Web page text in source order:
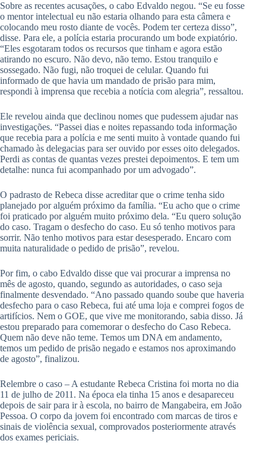
Sobre as recentes acusações, o cabo Edvaldo negou. “Se eu fosse
o mentor intelectual eu não estaria olhando para esta câmera e
colocando meu rosto diante de vocês. Podem ter certeza disso”,
disse. Para ele, a polícia estaria procurando um bode expiatório.
“Eles esgotaram todos os recursos que tinham e agora estão
atirando no escuro. Não devo, não temo. Estou tranquilo e
sossegado. Não fugi, não troquei de celular. Quando fui
informado de que havia um mandado de prisão para mim,
respondi à imprensa que recebia a notícia com alegria”, ressaltou.
Ele revelou ainda que declinou nomes que pudessem ajudar nas
investigações. “Passei dias e noites repassando toda informação
que recebia para a polícia e me senti muito à vontade quando fui
chamado às delegacias para ser ouvido por esses oito delegados.
Perdi as contas de quantas vezes prestei depoimentos. E tem um
detalhe: nunca fui acompanhado por um advogado”.
O padrasto de Rebeca disse acreditar que o crime tenha sido
planejado por alguém próximo da família. “Eu acho que o crime
foi praticado por alguém muito próximo dela. “Eu quero solução
do caso. Tragam o desfecho do caso. Eu só tenho motivos para
sorrir. Não tenho motivos para estar desesperado. Encaro com
muita naturalidade o pedido de prisão”, revelou.
Por fim, o cabo Edvaldo disse que vai procurar a imprensa no
mês de agosto, quando, segundo as autoridades, o caso seja
finalmente desvendado. “Ano passado quando soube que haveria
desfecho para o caso Rebeca, fui até uma loja e comprei fogos de
artifícios. Nem o GOE, que vive me monitorando, sabia disso. Já
estou preparado para comemorar o desfecho do Caso Rebeca.
Quem não deve não teme. Temos um DNA em andamento,
temos um pedido de prisão negado e estamos nos aproximando
de agosto”, finalizou.
Relembre o caso – A estudante Rebeca Cristina foi morta no dia
11 de julho de 2011. Na época ela tinha 15 anos e desapareceu
depois de sair para ir à escola, no bairro de Mangabeira, em João
Pessoa. O corpo da jovem foi encontrado com marcas de tiros e
sinais de violência sexual, comprovados posteriormente através
dos exames periciais.